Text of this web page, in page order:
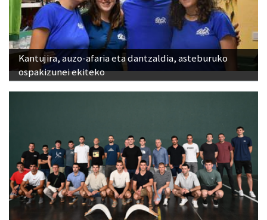
Kantujira, auzo-afaria eta dantzaldia, asteburuko
ospakizunei ekiteko